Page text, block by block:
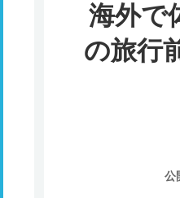
海外で
の旅行
公